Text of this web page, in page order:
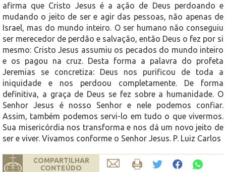
afirma que Cristo Jesus é a ação de Deus perdoando e
mudando o jeito de ser e agir das pessoas, não apenas de
Israel, mas do mundo inteiro. O ser humano não conseguiu
ser merecedor de perdão e salvação, então Deus o fez por si
mesmo: Cristo Jesus assumiu os pecados do mundo inteiro
e os pagou na cruz. Desta forma a palavra do profeta
Jeremias se concretiza: Deus nos purificou de toda a
iniquidade e nos perdoou completamente. De forma
definitiva, a graça de Deus se fez sobre a humanidade. O
Senhor Jesus é nosso Senhor e nele podemos confiar.
Assim, também podemos servi-lo em tudo o que vivermos.
Sua misericórdia nos transforma e nos dá um novo jeito de
ser e viver. Vivamos conforme o Senhor Jesus. P. Luiz Carlos
COMPARTILHAR
CONTEÚDO